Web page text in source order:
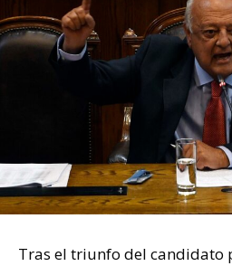
Tras el triunfo del candidato